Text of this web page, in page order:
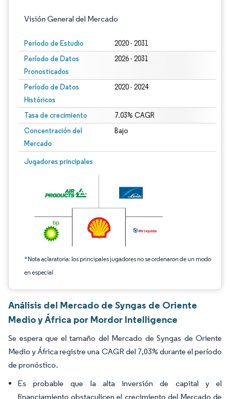
Visión General del Mercado
Período de Estudio 2020 - 2031
Período de Datos
Pronosticados
2026 - 2031
Período de Datos
Históricos
2020 - 2024
Tasa de crecimiento 7.03% CAGR
Concentración del
Mercado
Bajo
Jugadores principales
*Nota aclaratoria: los principales jugadores no se ordenaron de un modo
en especial
Imagen © Mordor Intelligence. El uso requiere atribución según CC BY 4.0.
Análisis del Mercado de Syngas de Oriente
Medio y África por Mordor Intelligence
Se espera que el tamaño del Mercado de Syngas de Oriente
Medio y África registre una CAGR del 7,03% durante el período
de pronóstico.
Es probable que la alta inversión de capital y el
financiamiento obstaculicen el crecimiento del Mercado de